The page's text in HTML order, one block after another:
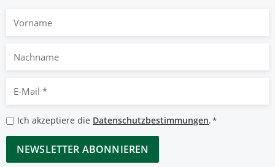
Nachname
Mail
*
Datenschutzbestimmungen
*
Ich akzeptiere die Datenschutzbestimmungen.*
CAPTCHA